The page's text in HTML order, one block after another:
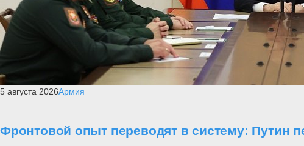
5 августа 2026Армия
Фронтовой опыт переводят в систему: Путин